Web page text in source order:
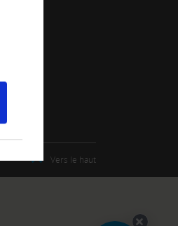
Vers le haut